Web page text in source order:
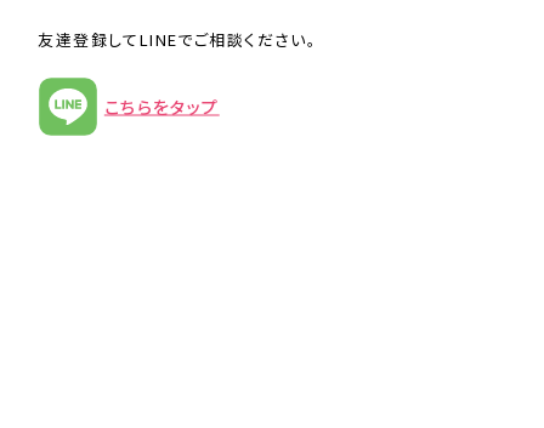
友達登録してLINEでご相談ください。